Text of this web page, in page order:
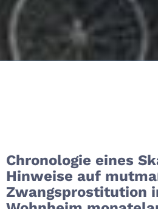
Chronologie eines
Hinweise auf
Zwangsprostitution